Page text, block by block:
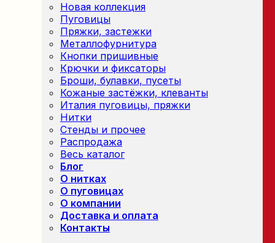
Новая коллекция
Пуговицы
Пряжки, застежки
Металлофурнитура
Кнопки пришивные
Крючки и фиксаторы
Броши, булавки, пусеты
Кожаные застёжки, клеванты
Италия пуговицы, пряжки
Нитки
Стенды и прочее
Распродажа
Весь каталог
Блог
О нитках
О пуговицах
О компании
Доставка и оплата
Контакты